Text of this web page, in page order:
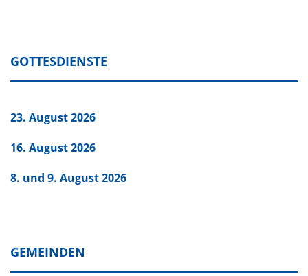
GOTTESDIENSTE
23. August 2026
16. August 2026
8. und 9. August 2026
GEMEINDEN